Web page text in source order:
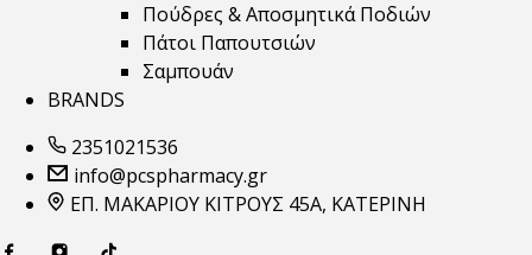
Πούδρες & Αποσμητικά Ποδιών
Πάτοι Παπουτσιών
Σαμπουάν
BRANDS
2351021536
info@pcspharmacy.gr
ΕΠ. ΜΑΚΑΡΙΟΥ ΚΙΤΡΟΥΣ 45Α, ΚΑΤΕΡΙΝΗ